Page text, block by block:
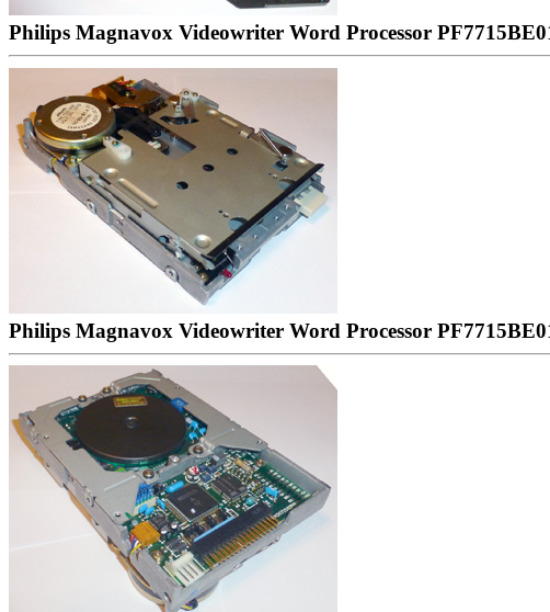
Philips Magnavox Videowriter Word Processor
Philips Magnavox Videowriter Word Processor